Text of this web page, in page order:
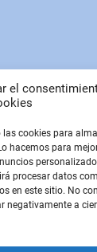
el
cookies para
hacemos para
procesar datos
en este sitio. No
negativamente a